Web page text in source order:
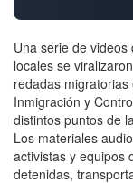
Una serie de
locales se
redadas
Inmigración y
distintos puntos de
Los materiales
activistas y equipos
detenidas,